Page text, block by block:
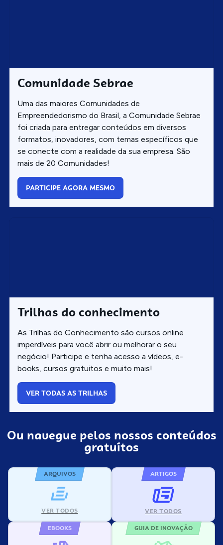
Comunidade Sebrae
Uma das maiores Comunidades de
Empreendedorismo do Brasil, a Comunidade Sebrae
foi criada para entregar conteúdos em diversos
formatos, inovadores, com temas específicos que
se conecte com a realidade da sua empresa. São
mais de 20 Comunidades!
PARTICIPE AGORA MESMO
Trilhas do conhecimento
As Trilhas do Conhecimento são cursos online
imperdíveis para você abrir ou melhorar o seu
negócio! Participe e tenha acesso a vídeos, e-
books, cursos gratuitos e muito mais!
VER TODAS AS TRILHAS
Ou navegue pelos nossos conteúdos
gratuítos
ARQUIVOS
VER TODOS
ARTIGOS
VER TODOS
EBOOKS GUIA DE INOVAÇÃO